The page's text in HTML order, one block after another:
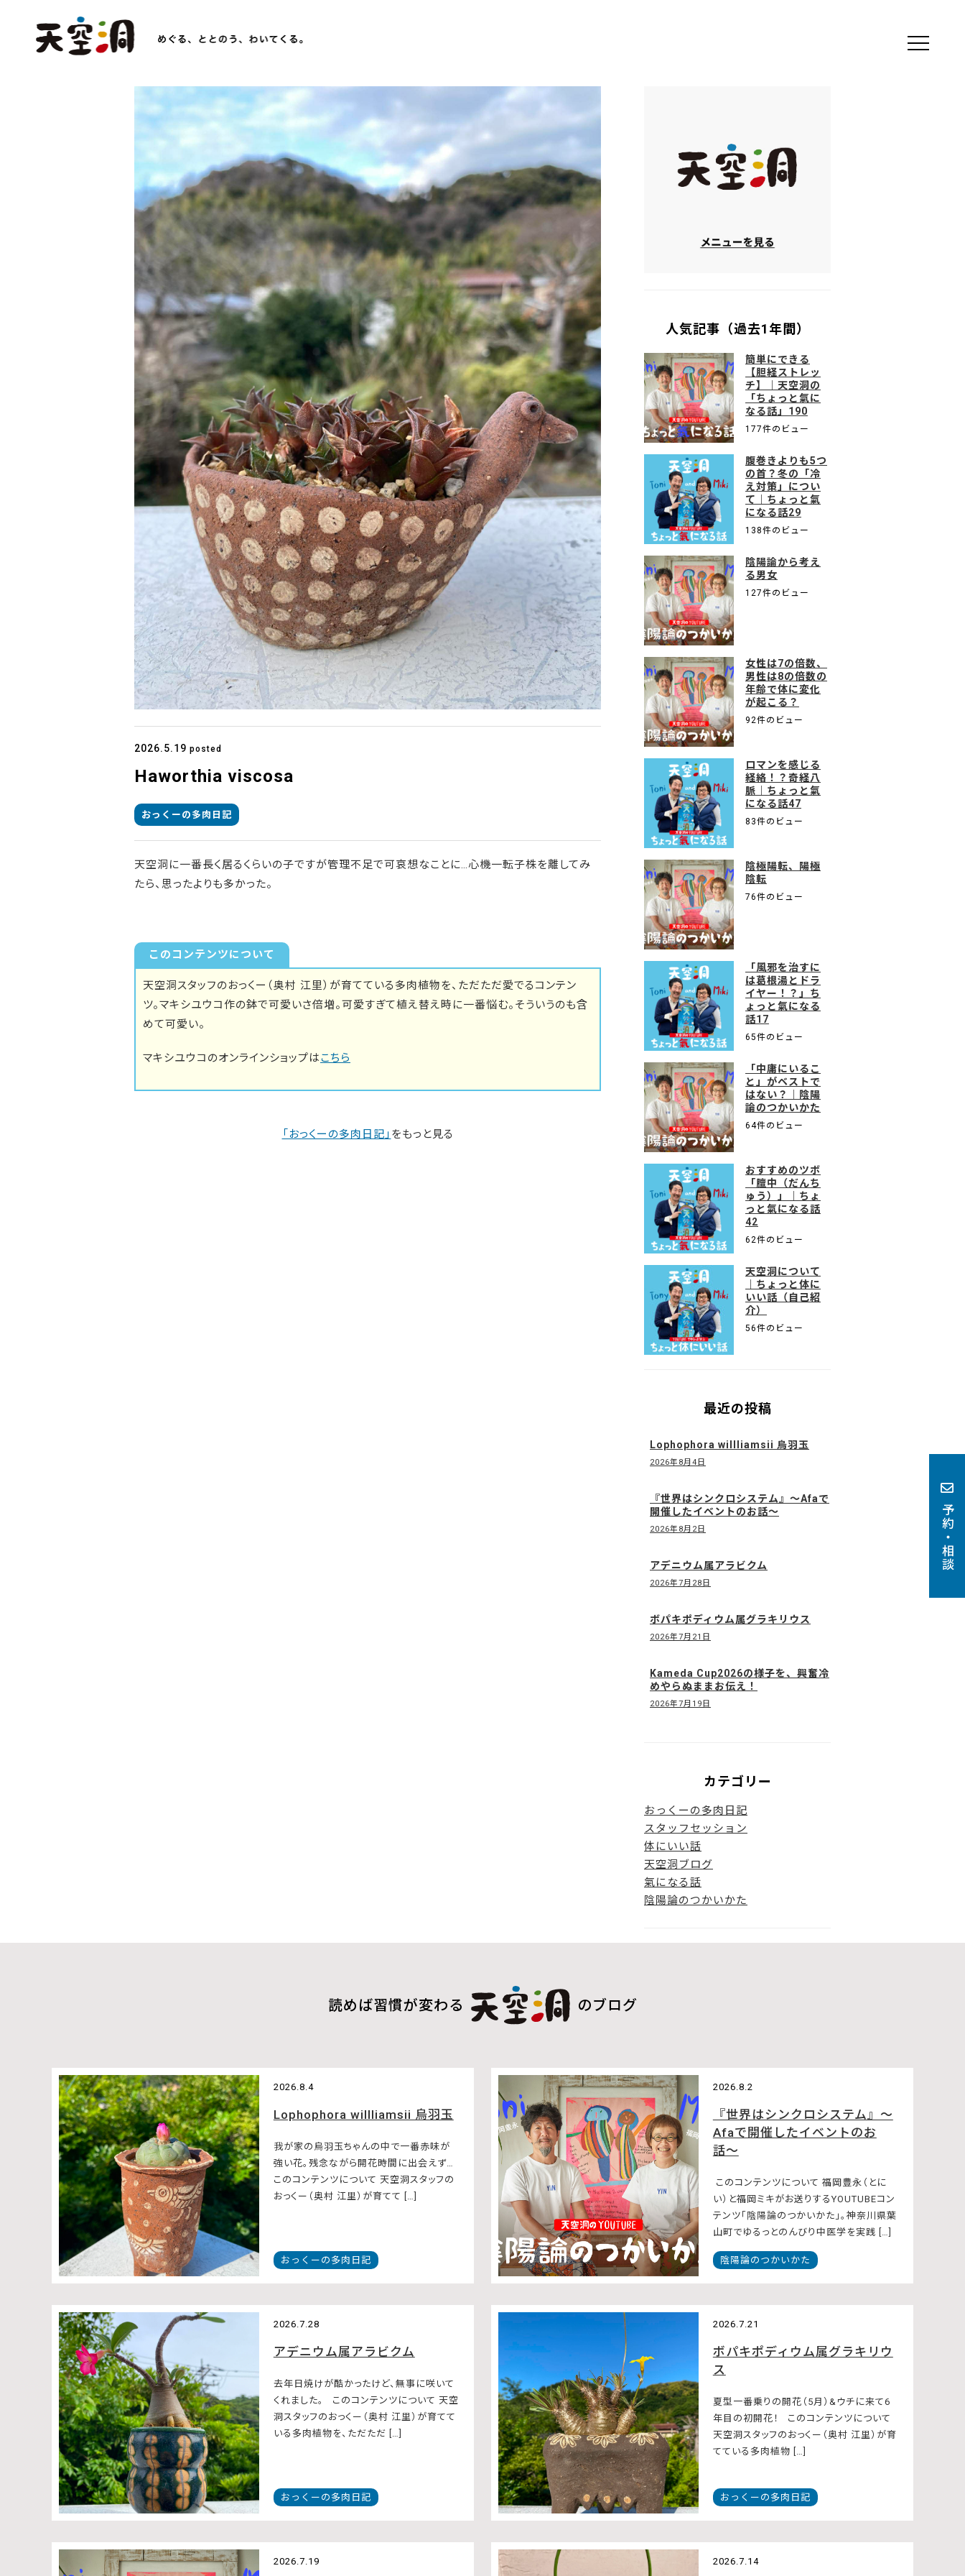
予約・相談
2026.5.19 posted
Haworthia viscosa
おっくーの多肉日記
天空洞に一番長く居るくらいの子ですが管理不足で可哀想なことに…心機一転子株を離してみ
たら、思ったよりも多かった。
このコンテンツについて
天空洞スタッフのおっくー（奥村 江里）が育てている多肉植物を、ただただ愛でるコンテン
ツ。マキシユウコ作の鉢で可愛いさ倍増。可愛すぎて植え替え時に一番悩む。そういうのも含
めて可愛い。
マキシユウコのオンラインショップはこちら
「おっくーの多肉日記」 をもっと見る
人気記事（過去1年間）
簡単にできる
【胆経ストレッ
チ】｜天空洞の
「ちょっと氣に
なる話」190
177件のビュー
腹巻きよりも5つ
の首？冬の「冷
え対策」につい
て｜ちょっと氣
になる話29
138件のビュー
陰陽論から考え
る男女
127件のビュー
女性は7の倍数、
男性は8の倍数の
年齢で体に変化
が起こる？
92件のビュー
ロマンを感じる
経絡！？奇経八
脈｜ちょっと氣
になる話47
83件のビュー
陰極陽転、陽極
陰転
76件のビュー
「風邪を治すに
は葛根湯とドラ
イヤー！？」ち
ょっと氣になる
話17
65件のビュー
「中庸にいるこ
と」がベストで
はない？｜陰陽
論のつかいかた
64件のビュー
おすすめのツボ
「膻中（だんち
ゅう）」｜ちょ
っと氣になる話
42
62件のビュー
天空洞について
｜ちょっと体に
いい話（自己紹
介）
56件のビュー
最近の投稿
Lophophora willliamsii 烏羽玉
2026年8月4日
『世界はシンクロシステム』〜Afaで
開催したイベントのお話〜
2026年8月2日
アデニウム属アラビクム
2026年7月28日
ボパキポディウム属グラキリウス
2026年7月21日
Kameda Cup2026の様子を、興奮冷
めやらぬままお伝え！
2026年7月19日
カテゴリー
おっくーの多肉日記
スタッフセッション
体にいい話
天空洞ブログ
氣になる話
陰陽論のつかいかた
読めば習慣が変わる のブログ
2026.8.4
Lophophora willliamsii 烏羽玉
我が家の烏羽玉ちゃんの中で一番赤味が
強い花。残念ながら開花時間に出会えず…
このコンテンツについて 天空洞スタッフの
おっくー（奥村 江里）が育てて […]
おっくーの多肉日記
2026.8.2
『世界はシンクロシステム』〜
Afaで開催したイベントのお
話〜
このコンテンツについて 福岡豊永（とに
い）と福岡ミキがお送りするYOUTUBEコン
テンツ「陰陽論のつかいかた」。神奈川県葉
山町でゆるっとのんびり中医学を実践 […]
陰陽論のつかいかた
2026.7.28
アデニウム属アラビクム
去年日焼けが酷かったけど、無事に咲いて
くれました。 このコンテンツについて 天空
洞スタッフのおっくー（奥村 江里）が育てて
いる多肉植物を、ただただ […]
おっくーの多肉日記
2026.7.21
ボパキポディウム属グラキリウ
ス
夏型一番乗りの開花（5月）&ウチに来て6
年目の初開花！ このコンテンツについて
天空洞スタッフのおっくー（奥村 江里）が育
てている多肉植物 […]
おっくーの多肉日記
2026.7.19 2026.7.14